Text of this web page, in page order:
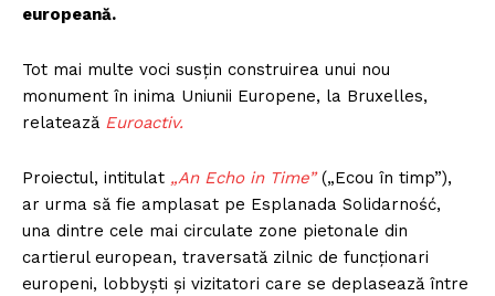
europeană.
Tot mai multe voci susțin construirea unui nou
monument în inima Uniunii Europene, la Bruxelles,
relatează Euroactiv.
Proiectul, intitulat „An Echo in Time”(„Ecou în timp”),
ar urma să fie amplasat pe Esplanada Solidarność,
una dintre cele mai circulate zone pietonale din
cartierul european, traversată zilnic de funcționari
europeni, lobbyști și vizitatori care se deplasează între